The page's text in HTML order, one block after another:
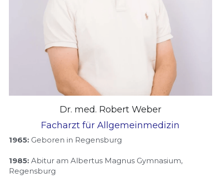
Dr. med. Robert Weber
Facharzt für Allgemeinmedizin
1965: Geboren in Regensburg
1985: Abitur am Albertus Magnus Gymnasium,
Regensburg